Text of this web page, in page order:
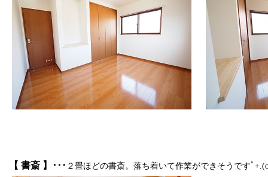
【 書斎 】･･･ ２畳ほどの書斎。落ち着いて作業ができそうですﾟ